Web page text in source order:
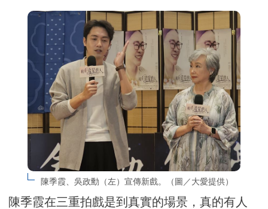
陳季霞、吳政勳（左）宣傳新戲。（圖／大愛提供）
陳季霞在三重拍戲是到真實的場景，真的有人